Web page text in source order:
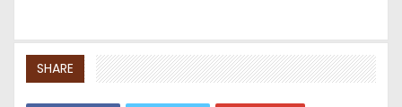
SHARE